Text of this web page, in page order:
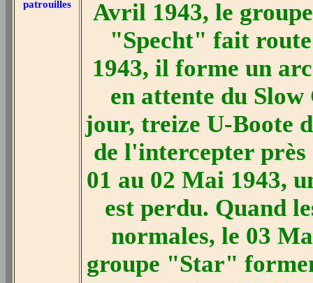
patrouilles
Avril 1943, le
"Specht" fait
1943, il forme un
en attente du Slow
jour, treize U-Boote
de l'intercepter
01 au 02 Mai 1943,
est perdu. Quand
normales, le 03
groupe "Star"